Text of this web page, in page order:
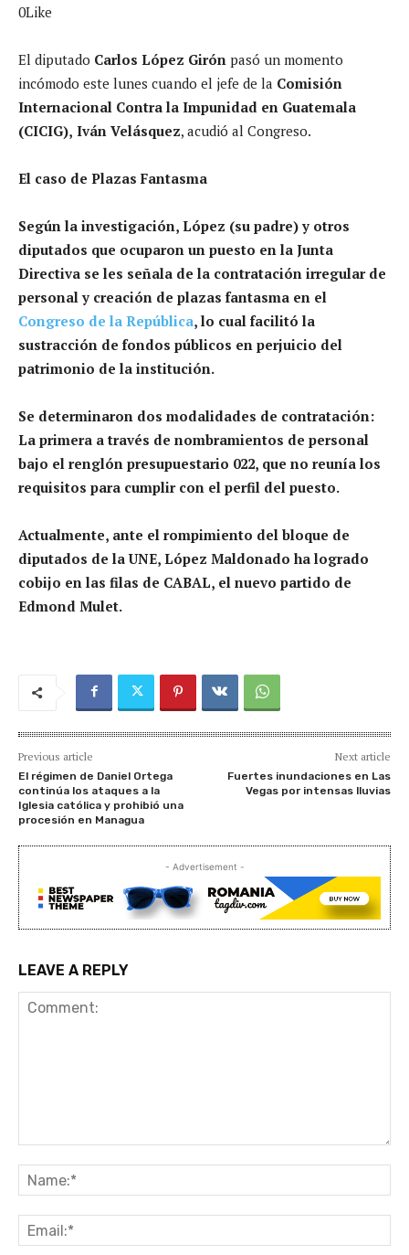
0Like
El diputado Carlos López Girón pasó un momento
incómodo este lunes cuando el jefe de la Comisión
Internacional Contra la Impunidad en Guatemala
(CICIG), Iván Velásquez, acudió al Congreso.
El caso de Plazas Fantasma
Según la investigación, López (su padre) y otros
diputados que ocuparon un puesto en la Junta
Directiva se les señala de la contratación irregular de
personal y creación de plazas fantasma en el
Congreso de la República, lo cual facilitó la
sustracción de fondos públicos en perjuicio del
patrimonio de la institución.
Se determinaron dos modalidades de contratación:
La primera a través de nombramientos de personal
bajo el renglón presupuestario 022, que no reunía los
requisitos para cumplir con el perfil del puesto.
Actualmente, ante el rompimiento del bloque de
diputados de la UNE, López Maldonado ha logrado
cobijo en las filas de CABAL, el nuevo partido de
Edmond Mulet.
Previous article
El régimen de Daniel Ortega
continúa los ataques a la
Iglesia católica y prohibió una
procesión en Managua
Next article
Fuertes inundaciones en Las
Vegas por intensas lluvias
- Advertisement -
LEAVE A REPLY